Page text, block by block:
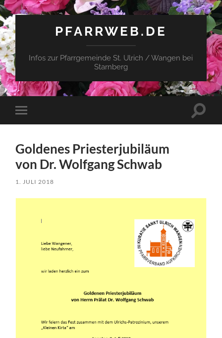
PFARRWEB.DE
Infos zur Pfarrgemeinde St. Ulrich / Wangen bei
Starnberg
Mobile-
Menü
Goldenes Priesterjubiläum
von Dr. Wolfgang Schwab
1. JULI 2018